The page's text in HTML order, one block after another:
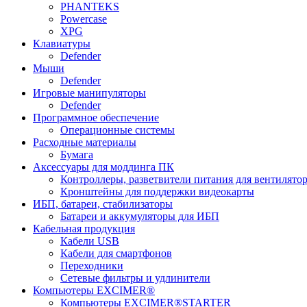
PHANTEKS
Powercase
XPG
Клавиатуры
Defender
Мыши
Defender
Игровые манипуляторы
Defender
Программное обеспечение
Операционные системы
Расходные материалы
Бумага
Аксессуары для моддинга ПК
Контроллеры, разветвители питания для
Кронштейны для поддержки видеокарты
ИБП, батареи, стабилизаторы
Батареи и аккумуляторы для ИБП
Кабельная продукция
Кабели USB
Кабели для смартфонов
Переходники
Сетевые фильтры и удлинители
Компьютеры EXCIMER®
Компьютеры EXCIMER®STARTER